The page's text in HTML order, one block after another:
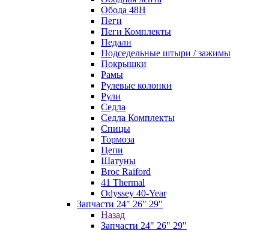
Обода 48H
Пеги
Пеги Комплекты
Педали
Подседельные штыри / зажимы
Покрышки
Рамы
Рулевые колонки
Рули
Седла
Седла Комплекты
Спицы
Тормоза
Цепи
Шатуны
Broc Raiford
41 Thermal
Odyssey 40-Year
Запчасти 24" 26" 29"
Назад
Запчасти 24" 26" 29"